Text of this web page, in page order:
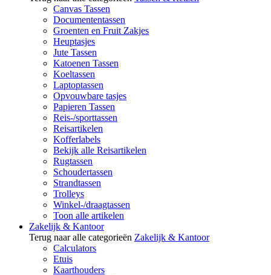
Canvas Tassen
Documententassen
Groenten en Fruit Zakjes
Heuptasjes
Jute Tassen
Katoenen Tassen
Koeltassen
Laptoptassen
Opvouwbare tasjes
Papieren Tassen
Reis-/sporttassen
Reisartikelen
Kofferlabels
Bekijk alle Reisartikelen
Rugtassen
Schoudertassen
Strandtassen
Trolleys
Winkel-/draagtassen
Toon alle artikelen
Zakelijk & Kantoor
Terug naar alle categorieën Zakelijk & Kantoor
Calculators
Etuis
Kaarthouders